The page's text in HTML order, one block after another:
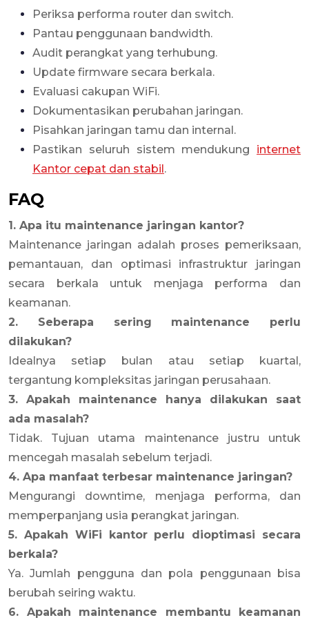
Periksa performa router dan switch.
Pantau penggunaan bandwidth.
Audit perangkat yang terhubung.
Update firmware secara berkala.
Evaluasi cakupan WiFi.
Dokumentasikan perubahan jaringan.
Pisahkan jaringan tamu dan internal.
Pastikan seluruh sistem mendukung
internet
Kantor cepat dan stabil .
FAQ
1. Apa itu maintenance jaringan kantor?
Maintenance jaringan adalah proses pemeriksaan,
pemantauan, dan optimasi infrastruktur jaringan
secara berkala untuk menjaga performa dan
keamanan.
2. Seberapa sering maintenance perlu
dilakukan?
Idealnya setiap bulan atau setiap kuartal,
tergantung kompleksitas jaringan perusahaan.
3. Apakah maintenance hanya dilakukan saat
ada masalah?
Tidak. Tujuan utama maintenance justru untuk
mencegah masalah sebelum terjadi.
4. Apa manfaat terbesar maintenance jaringan?
Mengurangi downtime, menjaga performa, dan
memperpanjang usia perangkat jaringan.
5. Apakah WiFi kantor perlu dioptimasi secara
berkala?
Ya. Jumlah pengguna dan pola penggunaan bisa
berubah seiring waktu.
6. Apakah maintenance membantu keamanan